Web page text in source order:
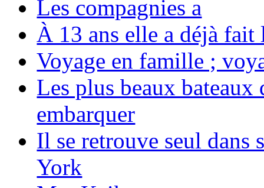
Les compagnies a
À 13 ans elle a déjà
Voyage en famille ;
Les plus beaux bateaux
embarquer
Il se retrouve seul dans
York